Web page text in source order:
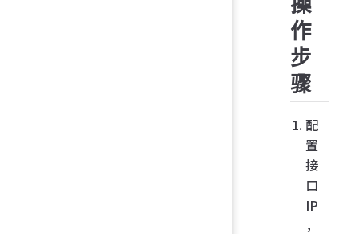
作
步
骤
配
置
接
口
IP
，